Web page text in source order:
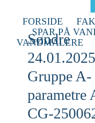
FORSIDE
SPAR PÅ
VANDMÅLERE
Søndre
24.01.2025
Gruppe A-
parametre
CG-